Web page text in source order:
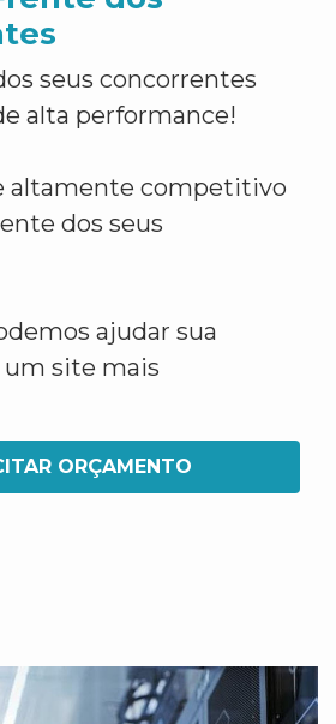
seus concorrentes
alta performance!
altamente competitivo
dos seus
ajudar sua
site mais
ORÇAMENTO